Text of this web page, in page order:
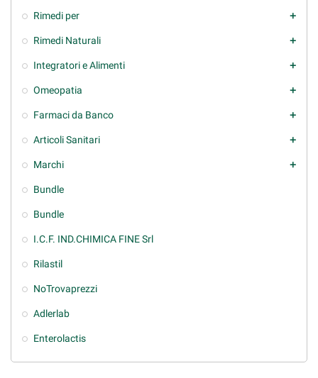
Rimedi per add
Rimedi Naturali add
Integratori e Alimenti add
Omeopatia add
Farmaci da Banco add
Articoli Sanitari add
Marchi add
Bundle
Bundle
I.C.F. IND.CHIMICA FINE Srl
Rilastil
NoTrovaprezzi
Adlerlab
Enterolactis